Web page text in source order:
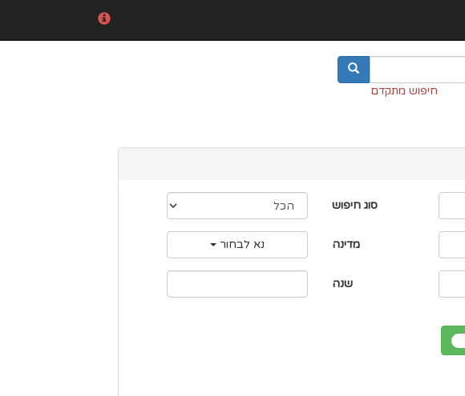
חיפוש מתקדם
סוג חיפוש
מדינה נא לבחור
שנה